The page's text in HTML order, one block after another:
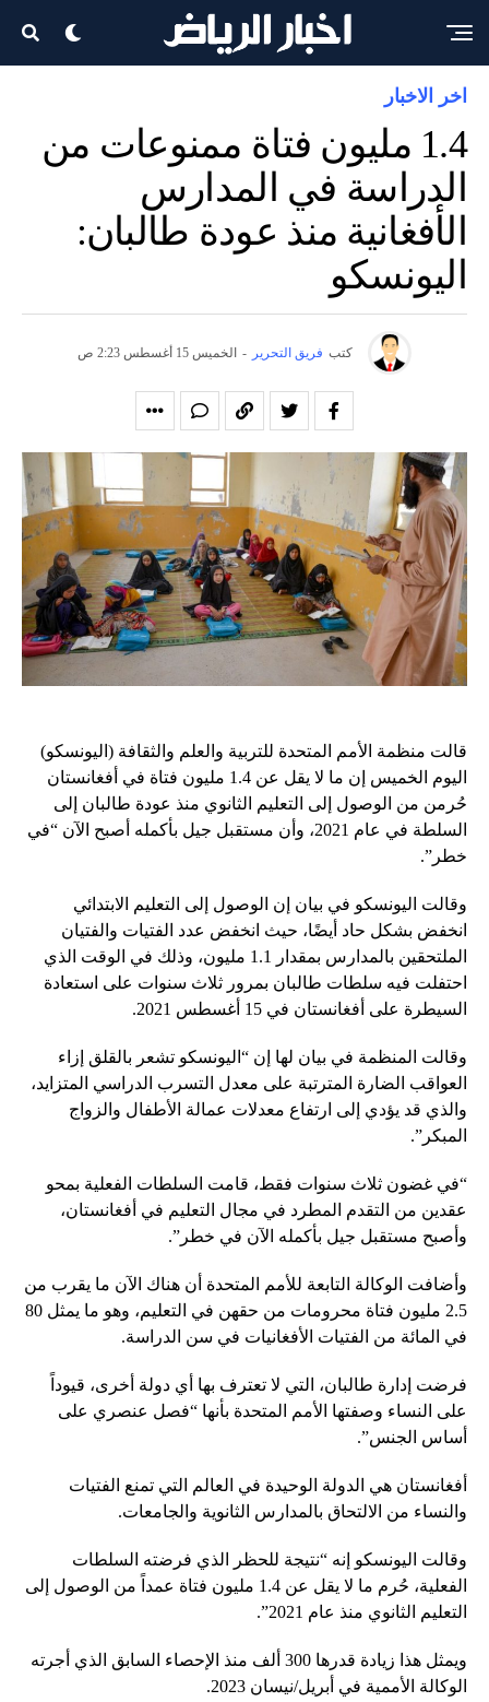
اخر الاخبار
1.4 مليون فتاة ممنوعات من
الدراسة في المدارس
الأفغانية منذ عودة طالبان:
اليونسكو
كتب فريق التحرير - الخميس 15 أغسطس 2:23 ص
قالت منظمة الأمم المتحدة للتربية والعلم والثقافة (اليونسكو)
اليوم الخميس إن ما لا يقل عن 1.4 مليون فتاة في أفغانستان
حُرمن من الوصول إلى التعليم الثانوي منذ عودة طالبان إلى
السلطة في عام 2021، وأن مستقبل جيل بأكمله أصبح الآن “في
خطر”.
وقالت اليونسكو في بيان إن الوصول إلى التعليم الابتدائي
انخفض بشكل حاد أيضًا، حيث انخفض عدد الفتيات والفتيان
الملتحقين بالمدارس بمقدار 1.1 مليون، وذلك في الوقت الذي
احتفلت فيه سلطات طالبان بمرور ثلاث سنوات على استعادة
السيطرة على أفغانستان في 15 أغسطس 2021.
وقالت المنظمة في بيان لها إن “اليونسكو تشعر بالقلق إزاء
العواقب الضارة المترتبة على معدل التسرب الدراسي المتزايد،
والذي قد يؤدي إلى ارتفاع معدلات عمالة الأطفال والزواج
المبكر”.
“في غضون ثلاث سنوات فقط، قامت السلطات الفعلية بمحو
عقدين من التقدم المطرد في مجال التعليم في أفغانستان،
وأصبح مستقبل جيل بأكمله الآن في خطر”.
وأضافت الوكالة التابعة للأمم المتحدة أن هناك الآن ما يقرب من
2.5 مليون فتاة محرومات من حقهن في التعليم، وهو ما يمثل 80
في المائة من الفتيات الأفغانيات في سن الدراسة.
فرضت إدارة طالبان، التي لا تعترف بها أي دولة أخرى، قيوداً
على النساء وصفتها الأمم المتحدة بأنها “فصل عنصري على
أساس الجنس”.
أفغانستان هي الدولة الوحيدة في العالم التي تمنع الفتيات
والنساء من الالتحاق بالمدارس الثانوية والجامعات.
وقالت اليونسكو إنه “نتيجة للحظر الذي فرضته السلطات
الفعلية، حُرم ما لا يقل عن 1.4 مليون فتاة عمداً من الوصول إلى
التعليم الثانوي منذ عام 2021”.
ويمثل هذا زيادة قدرها 300 ألف منذ الإحصاء السابق الذي أجرته
الوكالة الأممية في أبريل/نيسان 2023.